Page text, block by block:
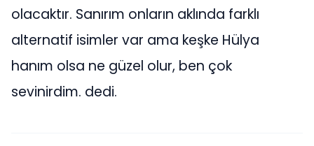
olacaktır. Sanırım onların aklında farklı
alternatif isimler var ama keşke Hülya
hanım olsa ne güzel olur, ben çok
sevinirdim. dedi.